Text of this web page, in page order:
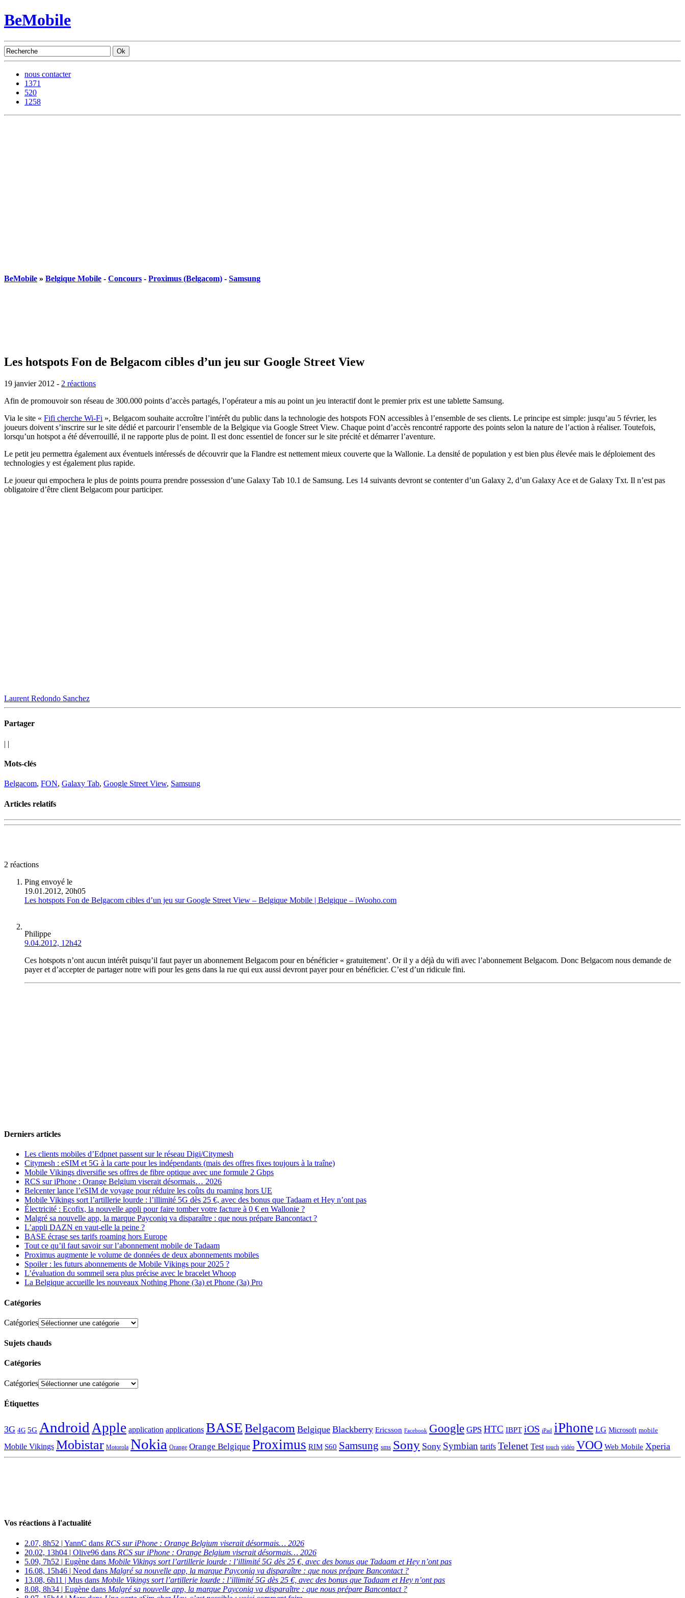
BeMobile
nous contacter
1371
520
1258
BeMobile » Belgique Mobile - Concours - Proximus (Belgacom) - Samsung
Les hotspots Fon de Belgacom cibles d’un jeu sur Google Street View
19 janvier 2012 - 2 réactions
Afin de promouvoir son réseau de 300.000 points d’accès partagés, l’opérateur a mis au point un jeu interactif dont le premier prix est une tablette Samsung.
Via le site « Fifi cherche Wi-Fi », Belgacom souhaite accroître l’intérêt du public dans la technologie des hotspots FON accessibles à l’ensemble de ses clients. Le principe est simple: jusqu’au 5 février, les
joueurs doivent s’inscrire sur le site dédié et parcourir l’ensemble de la Belgique via Google Street View. Chaque point d’accès rencontré rapporte des points selon la nature de l’action à réaliser. Toutefois,
lorsqu’un hotspot a été déverrouillé, il ne rapporte plus de point. Il est donc essentiel de foncer sur le site précité et démarrer l’aventure.
Le petit jeu permettra également aux éventuels intéressés de découvrir que la Flandre est nettement mieux couverte que la Wallonie. La densité de population y est bien plus élevée mais le déploiement des
technologies y est également plus rapide.
Le joueur qui empochera le plus de points pourra prendre possession d’une Galaxy Tab 10.1 de Samsung. Les 14 suivants devront se contenter d’un Galaxy 2, d’un Galaxy Ace et de Galaxy Txt. Il n’est pas
obligatoire d’être client Belgacom pour participer.
Laurent Redondo Sanchez
Partager
| |
Mots-clés
Belgacom, FON, Galaxy Tab, Google Street View, Samsung
Articles relatifs
2 réactions
Ping envoyé le
19.01.2012, 20h05
Les hotspots Fon de Belgacom cibles d’un jeu sur Google Street View – Belgique Mobile | Belgique – iWooho.com
Philippe
9.04.2012, 12h42
Ces hotspots n’ont aucun intérêt puisqu’il faut payer un abonnement Belgacom pour en bénéficier « gratuitement’. Or il y a déjà du wifi avec l’abonnement Belgacom. Donc Belgacom nous demande de
payer et d’accepter de partager notre wifi pour les gens dans la rue qui eux aussi devront payer pour en bénéficier. C’est d’un ridicule fini.
Derniers articles
Les clients mobiles d’Edpnet passent sur le réseau Digi/Citymesh
Citymesh : eSIM et 5G à la carte pour les indépendants (mais des offres fixes toujours à la traîne)
Mobile Vikings diversifie ses offres de fibre optique avec une formule 2 Gbps
RCS sur iPhone : Orange Belgium viserait désormais… 2026
Belcenter lance l’eSIM de voyage pour réduire les coûts du roaming hors UE
Mobile Vikings sort l’artillerie lourde : l’illimité 5G dès 25 €, avec des bonus que Tadaam et Hey n’ont pas
Électricité : Ecofix, la nouvelle appli pour faire tomber votre facture à 0 € en Wallonie ?
Malgré sa nouvelle app, la marque Payconiq va disparaître : que nous prépare Bancontact ?
L’appli DAZN en vaut-elle la peine ?
BASE écrase ses tarifs roaming hors Europe
Tout ce qu’il faut savoir sur l’abonnement mobile de Tadaam
Proximus augmente le volume de données de deux abonnements mobiles
Spoiler : les futurs abonnements de Mobile Vikings pour 2025 ?
L’évaluation du sommeil sera plus précise avec le bracelet Whoop
La Belgique accueille les nouveaux Nothing Phone (3a) et Phone (3a) Pro
Catégories
Catégories
Sujets chauds
Catégories
Catégories
Étiquettes
3G 4G 5G Android Apple application applications BASEBelgacom Belgique Blackberry Ericsson Facebook Google GPS HTC IBPT iOS iPad iPhone LG Microsoft mobile
Mobile Vikings Mobistar Motorola Nokia Orange Orange Belgique Proximus RIM S60 Samsung sms Sony Sony Symbian tarifs Telenet Test touch vidéo VOO Web Mobile Xperia
Vos réactions à l'actualité
2.07, 8h52 | YannC dans RCS sur iPhone : Orange Belgium viserait désormais… 2026
20.02, 13h04 | Olive96 dans RCS sur iPhone : Orange Belgium viserait désormais… 2026
5.09, 7h52 | Eugène dans Mobile Vikings sort l’artillerie lourde : l’illimité 5G dès 25 €, avec des bonus que Tadaam et Hey n’ont pas
16.08, 15h46 | Neod dans Malgré sa nouvelle app, la marque Payconiq va disparaître : que nous prépare Bancontact ?
13.08, 6h11 | Mus dans Mobile Vikings sort l’artillerie lourde : l’illimité 5G dès 25 €, avec des bonus que Tadaam et Hey n’ont pas
8.08, 8h34 | Eugène dans Malgré sa nouvelle app, la marque Payconiq va disparaître : que nous prépare Bancontact ?